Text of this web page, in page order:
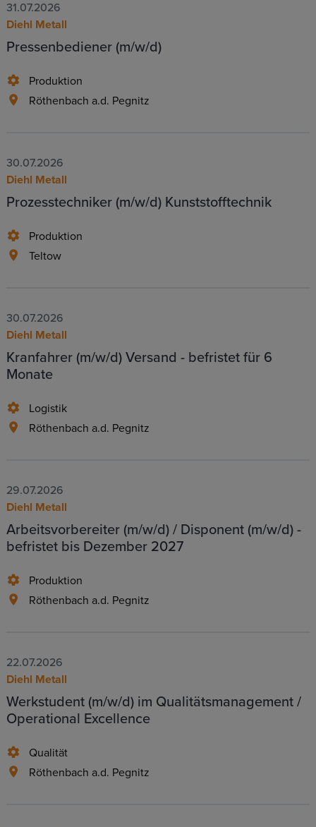
31.07.2026
Diehl Metall
Pressenbediener (m/w/d)
Produktion
Röthenbach a.d. Pegnitz
30.07.2026
Diehl Metall
Prozesstechniker (m/w/d) Kunststofftechnik
Produktion
Teltow
30.07.2026
Diehl Metall
Kranfahrer (m/w/d) Versand - befristet für 6
Monate
Logistik
Röthenbach a.d. Pegnitz
29.07.2026
Diehl Metall
Arbeitsvorbereiter (m/w/d) / Disponent (m/w/d) -
befristet bis Dezember 2027
Produktion
Röthenbach a.d. Pegnitz
22.07.2026
Diehl Metall
Werkstudent (m/w/d) im Qualitätsmanagement /
Operational Excellence
Qualität
Röthenbach a.d. Pegnitz